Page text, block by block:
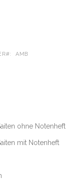
AMB
ohne Notenheft
mit Notenheft